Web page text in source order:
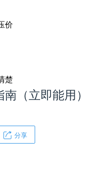
价
楚
（立即能用）
分享